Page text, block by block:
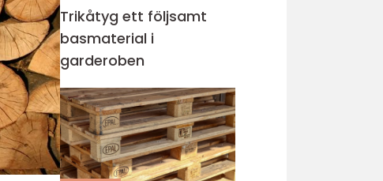
Trikåtyg ett följsamt
basmaterial i
garderoben